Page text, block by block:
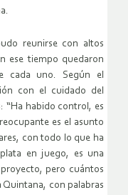
reunirse con altos
ese tiempo quedaron
cada uno. Según el
con el cuidado del
“Ha habido control, es
es el asunto
con todo lo que ha
en juego, es una
pero cuántos
Quintana, con palabras